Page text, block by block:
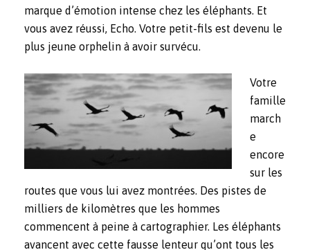
marque d’émotion intense chez les éléphants. Et
vous avez réussi, Echo. Votre petit-fils est devenu le
plus jeune orphelin à avoir survécu.
Votre
famille
march
e
encore
sur les
routes que vous lui avez montrées. Des pistes de
milliers de kilomètres que les hommes
commencent à peine à cartographier. Les éléphants
avancent avec cette fausse lenteur qu’ont tous les